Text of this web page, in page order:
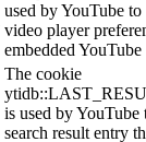
used by YouTube to
video player
embedded
The cookie
is used by YouTube
search result entry